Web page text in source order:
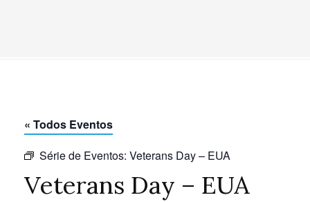
« Todos Eventos
Série de Eventos: Veterans Day – EUA
Veterans Day – EUA